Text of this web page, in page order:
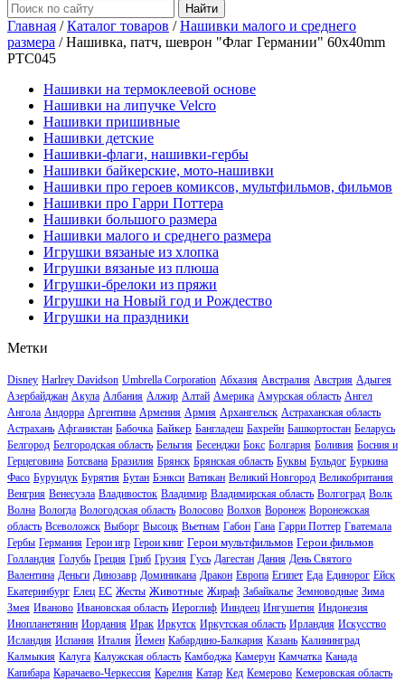
Главная /Каталог товаров /Нашивки малого и среднего
размера /Нашивка, патч, шеврон "Флаг Германии" 60x40mm
PTC045
Нашивки на термоклеевой основе
Нашивки на липучке Velcro
Нашивки пришивные
Нашивки детские
Нашивки-флаги, нашивки-гербы
Нашивки байкерские, мото-нашивки
Нашивки про героев комиксов, мультфильмов, фильмов
Нашивки про Гарри Поттера
Нашивки большого размера
Нашивки малого и среднего размера
Игрушки вязаные из хлопка
Игрушки вязаные из плюша
Игрушки-брелоки из пряжи
Игрушки на Новый год и Рождество
Игрушки на праздники
Метки
Disney Harlrey Davidson Umbrella Corporation Абхазия Австралия Австрия Адыгея
Азербайджан Акула Албания Алжир Алтай Америка Амурская область Ангел
Ангола Андорра Аргентина Армения Армия Архангельск Астраханская область
Астрахань Афганистан Бабочка Байкер Бангладеш Бахрейн Башкортостан Беларусь
Белгород Белгородская область Бельгия Бесенджи Бокс Болгария Боливия Босния и
Герцеговина Ботсвана Бразилия Брянск Брянская область Буквы Бульдог Буркина
Фасо Бурундук Бурятия Бутан Бэнкси Ватикан Великий Новгород Великобритания
Венгрия Венесуэла Владивосток Владимир Владимирская область Волгоград Волк
Волна Вологда Вологодская область Волосово Волхов Воронеж Воронежская
область Всеволожск Выборг Высоцк Вьетнам Габон Гана Гарри Поттер Гватемала
Гербы Германия Герои игр Герои книг Герои мультфильмов Герои фильмов
Голландия Голубь Греция Гриб Грузия Гусь Дагестан Дания День Святого
Валентина Деньги Динозавр Доминикана Дракон Европа Египет Еда Единорог Ейск
Екатеринбург Елец ЕС Жесты Животные Жираф Забайкалье Земноводные Зима
Змея Иваново Ивановская область Иероглиф Ииндеец Ингушетия Индонезия
Инопланетянин Иордания Ирак Иркутск Иркутская область Ирландия Искусство
Исландия Испания Италия Йемен Кабардино-Балкария Казань Калининград
Калмыкия Калуга Калужская область Камбоджа Камерун Камчатка Канада
Капибара Карачаево-Черкессия Карелия Катар Кед Кемерово Кемеровская область